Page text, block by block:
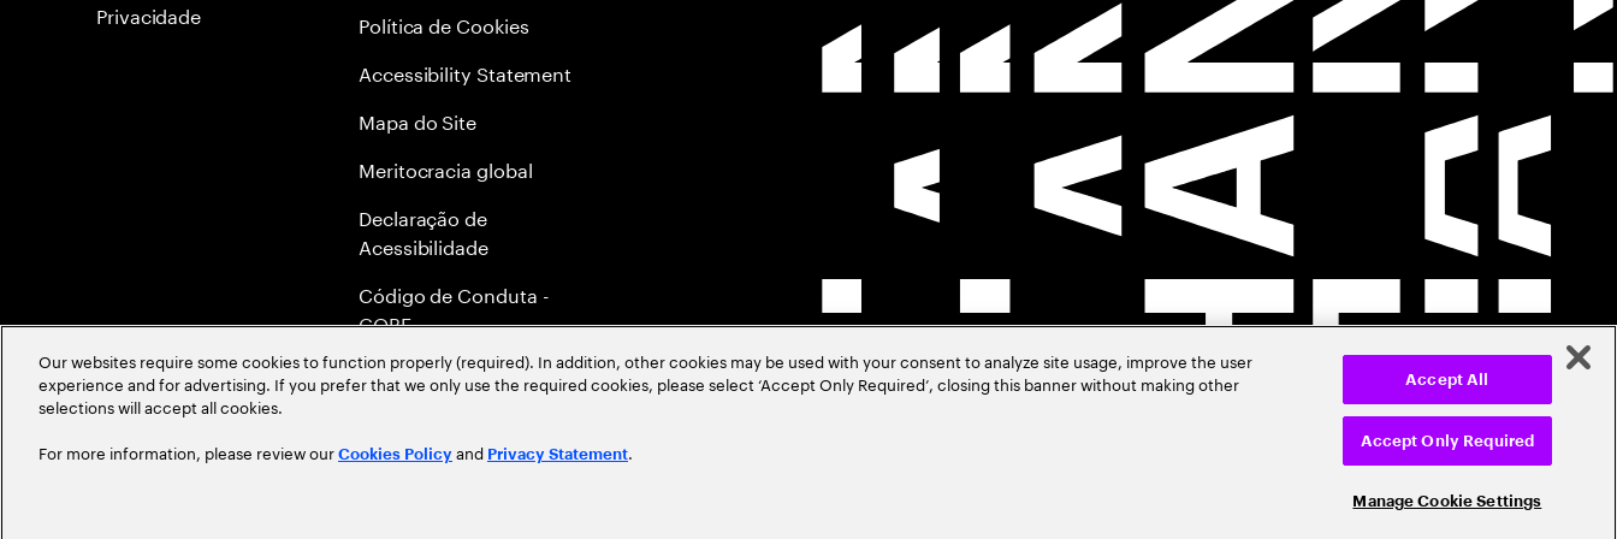
Privacidade
Política de Cookies
Accessibility Statement
Mapa do Site
Meritocracia global
Declaração de
Acessibilidade
Código de Conduta -
COBE
Canal de Denúncia –
Ethics Helpline
©2026Accenture. All Rights Reserved.
Our websites require some cookies to function properly (required). In addition, other cookies may be used with your consent to analyze site usage, improve the user
experience and for advertising. If you prefer that we only use the required cookies, please select ‘Accept Only Required’, closing this banner without making other
selections will accept all cookies.
For more information, please review our Cookies Policy and Privacy Statement.
Manage Cookie Settings
Accept Only Required
Accept All